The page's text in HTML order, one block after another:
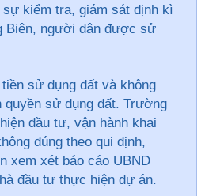
kiểm tra, giám sát định kì
Biên, người dân được sử
sử dụng đất và không
quyền sử dụng đất. Trường
đầu tư, vận hành khai
đúng theo qui định,
xem xét báo cáo UBND
đầu tư thực hiện dự án.